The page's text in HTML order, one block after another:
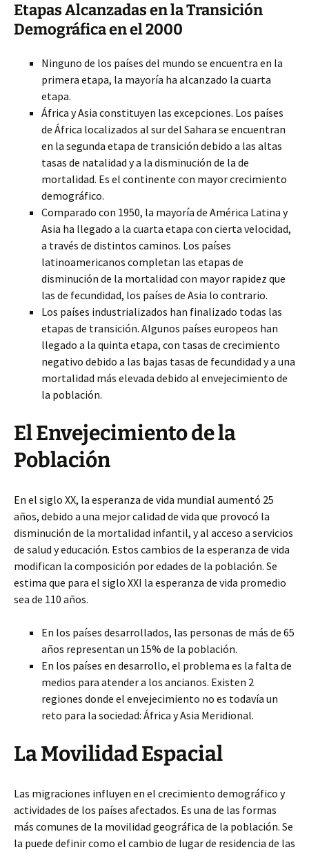
Etapas Alcanzadas en la Transición
Demográfica en el 2000
Ninguno de los países del mundo se encuentra en la
primera etapa, la mayoría ha alcanzado la cuarta
etapa.
África y Asia constituyen las excepciones. Los países
de África localizados al sur del Sahara se encuentran
en la segunda etapa de transición debido a las altas
tasas de natalidad y a la disminución de la de
mortalidad. Es el continente con mayor crecimiento
demográfico.
Comparado con 1950, la mayoría de América Latina y
Asia ha llegado a la cuarta etapa con cierta velocidad,
a través de distintos caminos. Los países
latinoamericanos completan las etapas de
disminución de la mortalidad con mayor rapidez que
las de fecundidad, los países de Asia lo contrario.
Los países industrializados han finalizado todas las
etapas de transición. Algunos países europeos han
llegado a la quinta etapa, con tasas de crecimiento
negativo debido a las bajas tasas de fecundidad y a una
mortalidad más elevada debido al envejecimiento de
la población.
El Envejecimiento de la
Población
En el siglo XX, la esperanza de vida mundial aumentó 25
años, debido a una mejor calidad de vida que provocó la
disminución de la mortalidad infantil, y al acceso a servicios
de salud y educación. Estos cambios de la esperanza de vida
modifican la composición por edades de la población. Se
estima que para el siglo XXI la esperanza de vida promedio
sea de 110 años.
En los países desarrollados, las personas de más de 65
años representan un 15% de la población.
En los países en desarrollo, el problema es la falta de
medios para atender a los ancianos. Existen 2
regiones donde el envejecimiento no es todavía un
reto para la sociedad: África y Asia Meridional.
La Movilidad Espacial
Las migraciones influyen en el crecimiento demográfico y
actividades de los países afectados. Es una de las formas
más comunes de la movilidad geográfica de la población. Se
la puede definir como el cambio de lugar de residencia de las